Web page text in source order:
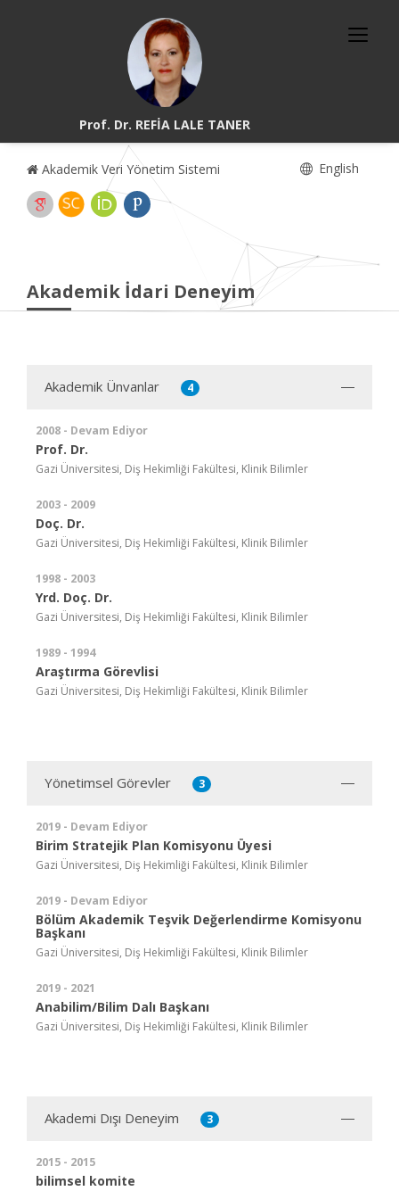
Prof. Dr. REFİA LALE TANER
Akademik Veri Yönetim Sistemi English
Akademik İdari Deneyim
Akademik Ünvanlar 4
2008 - Devam Ediyor
Prof. Dr.
Gazi Üniversitesi, Diş Hekimliği Fakültesi, Klinik Bilimler
2003 - 2009
Doç. Dr.
Gazi Üniversitesi, Diş Hekimliği Fakültesi, Klinik Bilimler
1998 - 2003
Yrd. Doç. Dr.
Gazi Üniversitesi, Diş Hekimliği Fakültesi, Klinik Bilimler
1989 - 1994
Araştırma Görevlisi
Gazi Üniversitesi, Diş Hekimliği Fakültesi, Klinik Bilimler
Yönetimsel Görevler 3
2019 - Devam Ediyor
Birim Stratejik Plan Komisyonu Üyesi
Gazi Üniversitesi, Diş Hekimliği Fakültesi, Klinik Bilimler
2019 - Devam Ediyor
Bölüm Akademik Teşvik Değerlendirme Komisyonu
Başkanı
Gazi Üniversitesi, Diş Hekimliği Fakültesi, Klinik Bilimler
2019 - 2021
Anabilim/Bilim Dalı Başkanı
Gazi Üniversitesi, Diş Hekimliği Fakültesi, Klinik Bilimler
Akademi Dışı Deneyim 3
2015 - 2015
bilimsel komite